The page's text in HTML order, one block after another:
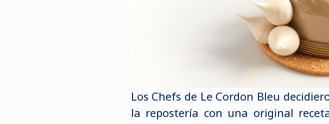
Los Chefs de Le Cordon Bleu
la repostería con una original